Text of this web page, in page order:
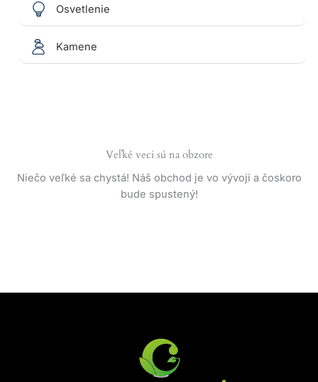
Osvetlenie
Kamene
Veľké veci sú na obzore
Niečo veľké sa chystá! Náš obchod je vo vývoji a čoskoro
bude spustený!